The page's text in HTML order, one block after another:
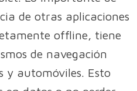
de otras aplicaciones
offline, tiene
de navegación
y automóviles. Esto